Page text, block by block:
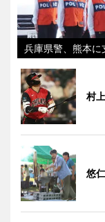
兵庫県警、熊本に
村
悠